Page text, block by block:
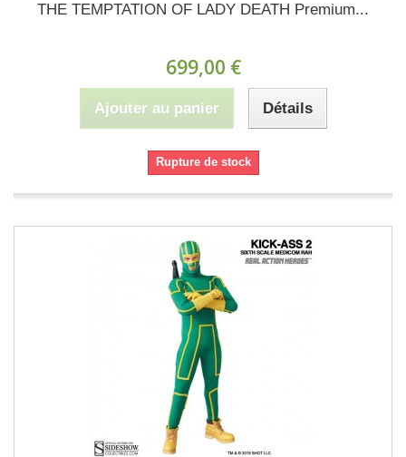
THE TEMPTATION OF LADY DEATH Premium...
699,00 €
Ajouter au panier Détails
Rupture de stock